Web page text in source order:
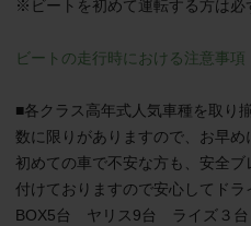
※ビートを初めて運転する方は必
ビートの走行時における注意事項
■各クラス高年式人気車種を取り
数に限りがありますので、お早め
初めての車で不安な方も、安全
付けておりますので安心してド
BOX5台　ヤリス9台　ライズ３